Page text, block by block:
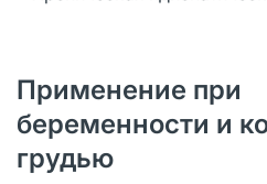
Применение при
беременности и
грудью